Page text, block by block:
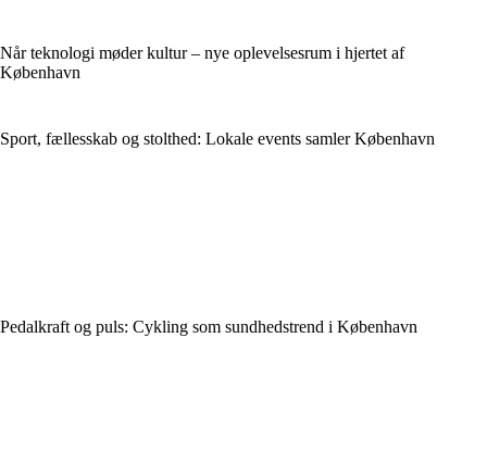
Når teknologi møder kultur – nye oplevelsesrum i hjertet af
København
Sport, fællesskab og stolthed: Lokale events samler København
Pedalkraft og puls: Cykling som sundhedstrend i København